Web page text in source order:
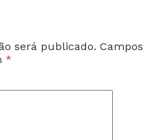
será publicado. Campos
*